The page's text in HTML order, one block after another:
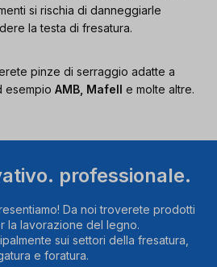
si rischia di danneggiarle
la testa di fresatura.
pinze di serraggio adatte a
esempio AMB, Mafell e molte altre.
professionale.
Da noi troverete prodotti
la lavorazione del legno.
sui settori della fresatura,
e foratura.